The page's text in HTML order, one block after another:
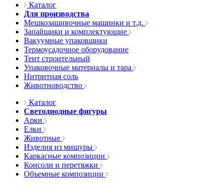
Каталог
Для производства
Мешкозашивочные машинки и т.д.
Запайщики и комплектующие
Вакуумные упаковщики
Термоусадочное оборудование
Тент строительный
Упаковочные материалы и тара
Нитритная соль
Животноводство
Каталог
Светодиодные фигуры
Арки
Елки
Животные
Изделия из мишуры
Каркасные композиции
Консоли и перетяжки
Объемные композиции